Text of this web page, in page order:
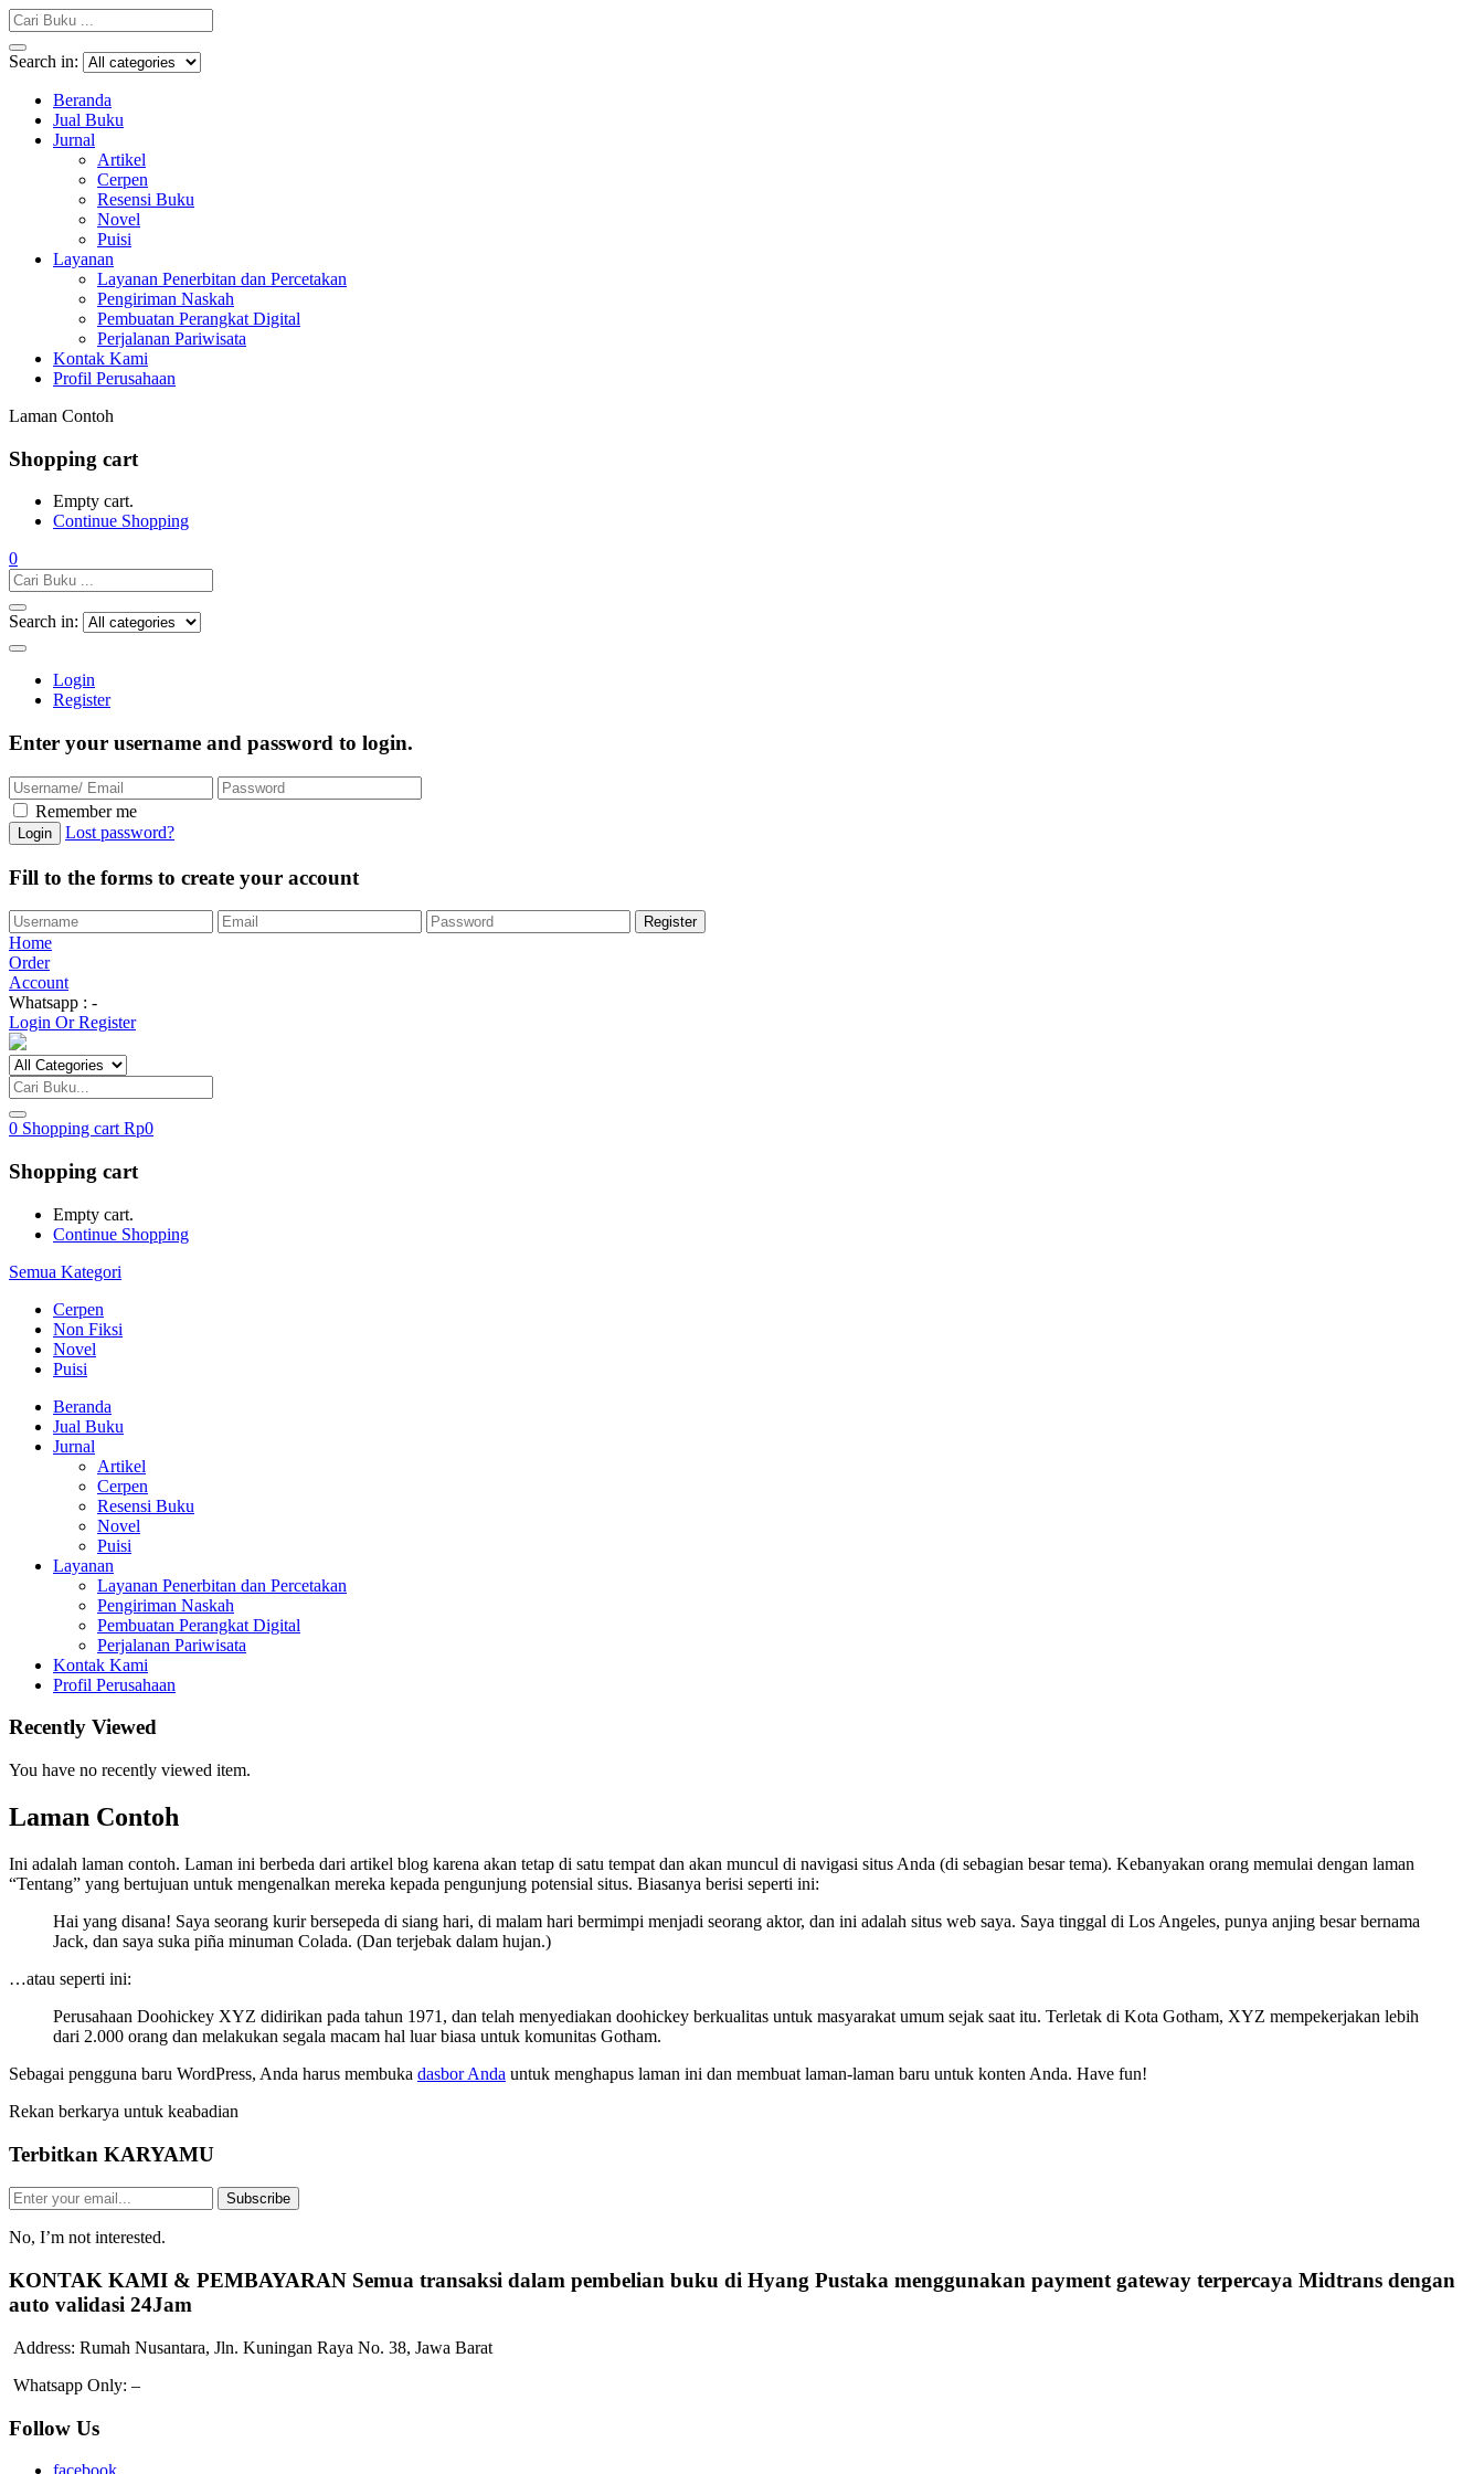
Search in:
Beranda
Jual Buku
Jurnal
Artikel
Cerpen
Resensi Buku
Novel
Puisi
Layanan
Layanan Penerbitan dan Percetakan
Pengiriman Naskah
Pembuatan Perangkat Digital
Perjalanan Pariwisata
Kontak Kami
Profil Perusahaan
Laman Contoh
Shopping cart
Empty cart.
Continue Shopping
0
Search in:
Login
Register
Enter your username and password to login.
Remember me
Lost password?
Fill to the forms to create your account
Home
Order
Account
Whatsapp : -
Login Or Register
0 Shopping cart Rp0
Shopping cart
Empty cart.
Continue Shopping
Semua Kategori
Cerpen
Non Fiksi
Novel
Puisi
Beranda
Jual Buku
Jurnal
Artikel
Cerpen
Resensi Buku
Novel
Puisi
Layanan
Layanan Penerbitan dan Percetakan
Pengiriman Naskah
Pembuatan Perangkat Digital
Perjalanan Pariwisata
Kontak Kami
Profil Perusahaan
Recently Viewed
You have no recently viewed item.
Laman Contoh
Ini adalah laman contoh. Laman ini berbeda dari artikel blog karena akan tetap di satu tempat dan akan muncul di navigasi situs Anda (di sebagian besar tema). Kebanyakan orang memulai dengan laman
“Tentang” yang bertujuan untuk mengenalkan mereka kepada pengunjung potensial situs. Biasanya berisi seperti ini:
Hai yang disana! Saya seorang kurir bersepeda di siang hari, di malam hari bermimpi menjadi seorang aktor, dan ini adalah situs web saya. Saya tinggal di Los Angeles, punya anjing besar bernama
Jack, dan saya suka piña minuman Colada. (Dan terjebak dalam hujan.)
…atau seperti ini:
Perusahaan Doohickey XYZ didirikan pada tahun 1971, dan telah menyediakan doohickey berkualitas untuk masyarakat umum sejak saat itu. Terletak di Kota Gotham, XYZ mempekerjakan lebih
dari 2.000 orang dan melakukan segala macam hal luar biasa untuk komunitas Gotham.
Sebagai pengguna baru WordPress, Anda harus membuka dasbor Anda untuk menghapus laman ini dan membuat laman-laman baru untuk konten Anda. Have fun!
Rekan berkarya untuk keabadian
Terbitkan KARYAMU
Subscribe
No, I’m not interested.
KONTAK KAMI & PEMBAYARAN Semua transaksi dalam pembelian buku di Hyang Pustaka menggunakan payment gateway terpercaya Midtrans dengan
auto validasi 24Jam
Address: Rumah Nusantara, Jln. Kuningan Raya No. 38, Jawa Barat
Whatsapp Only: –
Follow Us